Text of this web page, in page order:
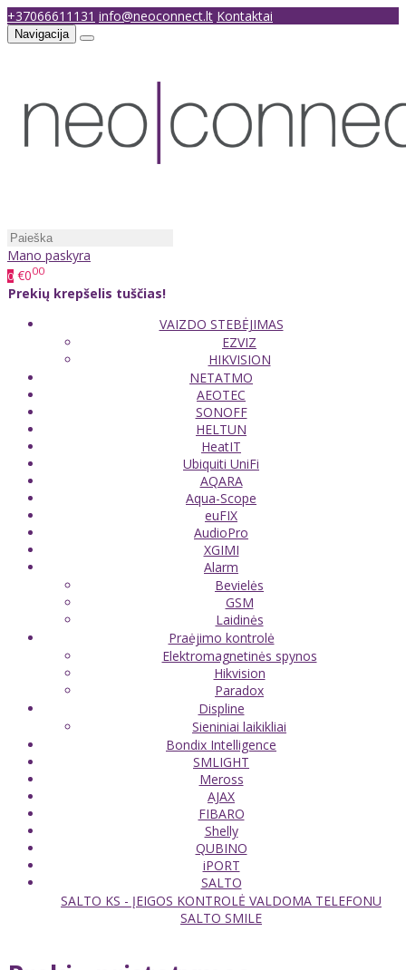
+37066611131 info@neoconnect.lt Kontaktai
Navigacija
Mano paskyra
0 €000
Prekių krepšelis tuščias!
VAIZDO STEBĖJIMAS
EZVIZ
HIKVISION
NETATMO
AEOTEC
SONOFF
HELTUN
HeatIT
Ubiquiti UniFi
AQARA
Aqua-Scope
euFIX
AudioPro
XGIMI
Alarm
Bevielės
GSM
Laidinės
Praėjimo kontrolė
Elektromagnetinės spynos
Hikvision
Paradox
Displine
Sieniniai laikikliai
Bondix Intelligence
SMLIGHT
Meross
AJAX
FIBARO
Shelly
QUBINO
iPORT
SALTO
SALTO KS - ĮEIGOS KONTROLĖ VALDOMA TELEFONU
SALTO SMILE